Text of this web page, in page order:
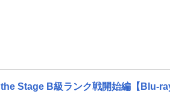
Stage B級ランク戦開始編【Blu-